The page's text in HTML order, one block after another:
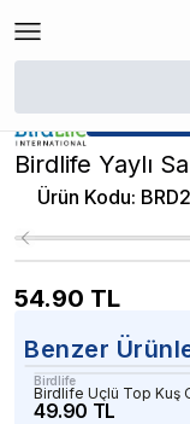
/
★ Atakan
Birdlife Yaylı
Ürün Kodu:
54.90 TL
Benzer
Birdlife
Birdlife Üçlü Top Kuş
49.90 TL